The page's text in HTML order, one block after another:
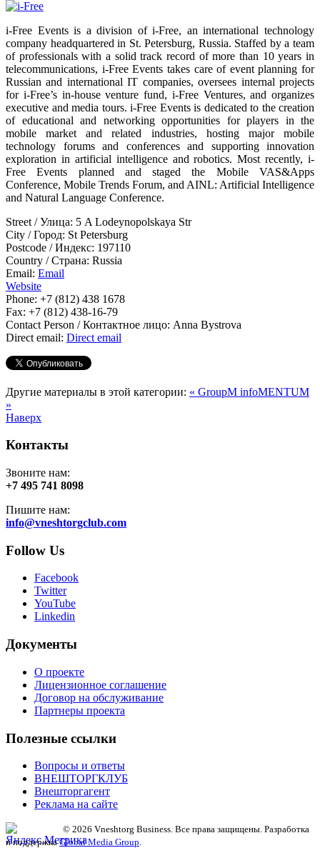
i-Free Events is a division of i-Free, an international technology
company headquartered in St. Petersburg, Russia. Staffed by a team
of professionals with a solid track record of more than 10 years in
telecommunications, i-Free Events takes care of event planning for
Russian and international IT companies, oversees internal projects
for i-Free’s in-house venture fund, i-Free Ventures, and organizes
executive and media tours. i-Free Events is dedicated to the creation
of educational and networking opportunities for players in the
mobile market and related industries, hosting major mobile
technology forums and conferences and supporting innovation
exploration in artificial intelligence and robotics. Most recently, i-
Free Events planned and staged the Mobile VAS&Apps
Conference, Mobile Trends Forum, and AINL: Artificial Intelligence
and Natural Language Conference.
Street / Улица: 5 A Lodeynopolskaya Str
City / Город: St Petersburg
Postcode / Индекс: 197110
Country / Страна: Russia
Email: Email
Website
Phone: +7 (812) 438 1678
Fax: +7 (812) 438-16-79
Contact Person / Контактное лицо: Anna Bystrova
Direct email: Direct email
Другие материалы в этой категории: « GroupM infoMENTUM
»
Наверх
Контакты
Звоните нам:
+7 495 741 8098
Пишите нам:
info@vneshtorgclub.com
Follow Us
Facebook
Twitter
YouTube
Linkedin
Документы
О проекте
Лицензионное соглашение
Договор на обслуживание
Партнеры проекта
Полезные ссылки
Вопросы и ответы
ВНЕШТОРГКЛУБ
Внешторгагент
Реклама на сайте
© 2026 Vneshtorg Business. Все права защищены. Разработка
и поддержкаGlobal Media Group.